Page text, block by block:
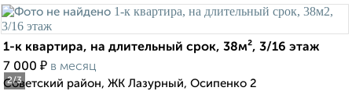
2/3
1-к квартира, на длительный срок, 38м², 3/16 этаж
7 000 ₽ в месяц
Советский район, ЖК Лазурный, Осипенко 2